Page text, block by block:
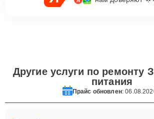
Другие услуги по ремонту
питания
Прайс обновлен: